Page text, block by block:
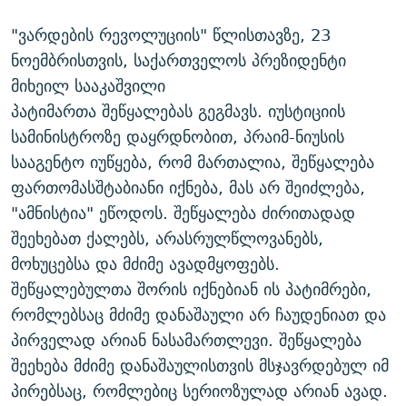
ᲓᲘᲚᲘᲡ ᲡᲐᲣᲑᲠᲔᲑᲘ
ᲛᲝᲚᲐᲞᲐᲠᲐᲙᲔ ᲢᲔᲥᲡᲢᲔᲑᲘ
ᲨᲘᲜ - ᲣᲪᲮᲝᲔᲗᲨᲘ
ᲚᲘᲢᲔᲠᲐᲢᲣᲠᲣᲚᲘ ᲬᲐᲮᲜᲐᲒᲔᲑᲘ
ᲐᲛᲔᲠᲘᲙᲣᲚᲘ ᲛᲝᲗᲮᲠᲝᲑᲐ
ᲘᲛᲞᲔᲠᲘᲐ ᲓᲐ ᲠᲐᲓᲘᲝ
ᲓᲐᲛᲝᲣᲙᲘᲓᲔᲑᲚᲝᲑᲘᲡ 100 ᲬᲔᲚᲘ
ᲩᲔᲛᲘ ᲡᲘᲙᲕᲓᲘᲚᲘᲡ ᲛᲘᲖᲔᲖᲘᲐ COVID-19
11 ᲬᲔᲚᲘ - 11 ᲐᲛᲑᲐᲕᲘ
ᲡᲐᲞᲐᲠᲚᲐᲛᲔᲜᲢᲝ ᲐᲠᲩᲔᲕᲜᲔᲑᲘᲡ ᲘᲡᲢᲝᲠᲘᲐ
ᲑᲐᲕᲨᲕᲔᲑᲘ ᲞᲠᲝᲡᲢᲘᲢᲣᲪᲘᲐᲨᲘ - ᲐᲛᲝᲣᲗᲥᲛᲔᲚᲘ ᲐᲛᲑᲐᲕᲘ
5 ᲐᲛᲑᲐᲕᲘ - 20 ᲘᲕᲜᲘᲡᲡ ᲓᲐᲨᲐᲕᲔᲑᲣᲚᲔᲑᲘ
ᲐᲒᲕᲘᲡᲢᲝᲡ ᲝᲛᲘ
ПРИВЕТ ᲙᲣᲚᲢᲣᲠᲐ
ЭХО КАВКАЗА
ᲒᲐᲛᲝᲘᲬᲔᲠᲔ
რთე/რთ-ის ყველა საიტი
"ვარდების რევოლუციის" წლისთავზე, 23
ნოემბრისთვის, საქართველოს პრეზიდენტი
მიხეილ სააკაშვილი
პატიმართა შეწყალებას გეგმავს. იუსტიციის
სამინისტროზე დაყრდნობით, პრაიმ-ნიუსის
სააგენტო იუწყება, რომ მართალია, შეწყალება
ფართომასშტაბიანი იქნება, მას არ შეიძლება,
"ამნისტია" ეწოდოს. შეწყალება ძირითადად
შეეხებათ ქალებს, არასრულწლოვანებს,
მოხუცებსა და მძიმე ავადმყოფებს.
შეწყალებულთა შორის იქნებიან ის პატიმრები,
რომლებსაც მძიმე დანაშაული არ ჩაუდენიათ და
პირველად არიან ნასამართლევი. შეწყალება
შეეხება მძიმე დანაშაულისთვის მსჯავრდებულ იმ
პირებსაც, რომლებიც სერიოზულად არიან ავად.